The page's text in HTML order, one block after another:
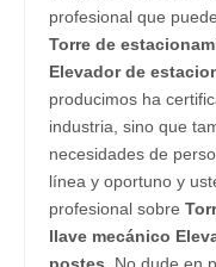
profesional que
Torre de
Elevador de
producimos ha
industria, sino que
necesidades de
línea y oportuno y
profesional sobre
llave mecánico